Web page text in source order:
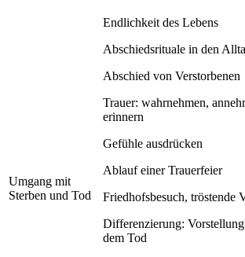
Umgang mit
Sterben und Tod
Endlichkeit des Lebens
Abschiedsrituale in den
Abschied von Verstorbenen
Trauer: wahrnehmen,
erinnern
Gefühle ausdrücken
Ablauf einer Trauerfeier
Friedhofsbesuch, tröstende
Differenzierung:
dem Tod